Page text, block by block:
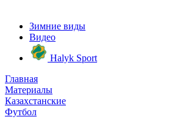
Зимние виды
Видео
Halyk Sport
Главная
Материалы
Казахстанские
Футбол